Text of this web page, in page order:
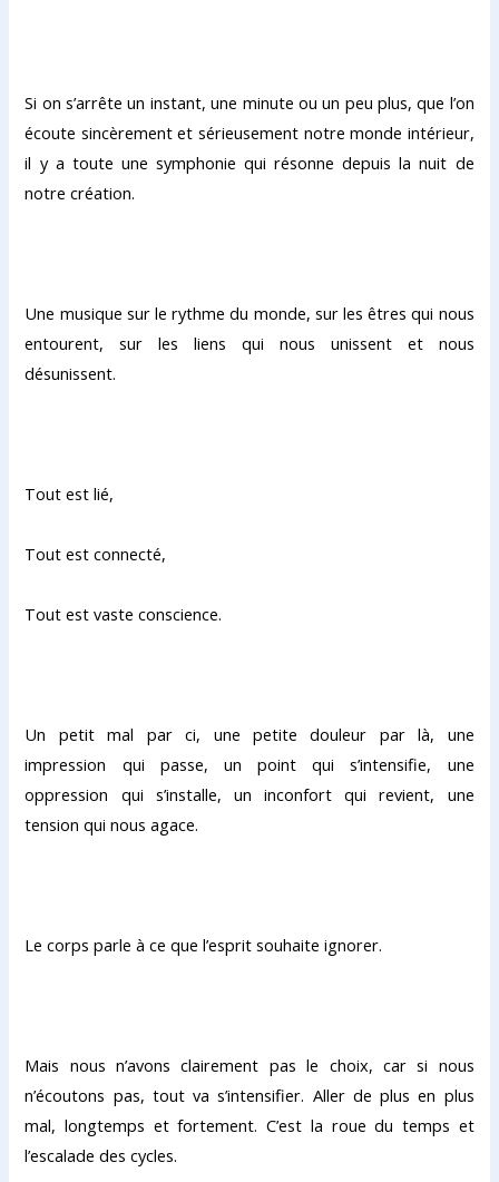
Si on s’arrête un instant, une minute ou un peu plus, que l’on
écoute sincèrement et sérieusement notre monde intérieur,
il y a toute une symphonie qui résonne depuis la nuit de
notre création.
Une musique sur le rythme du monde, sur les êtres qui nous
entourent, sur les liens qui nous unissent et nous
désunissent.
Tout est lié,
Tout est connecté,
Tout est vaste conscience.
Un petit mal par ci, une petite douleur par là, une
impression qui passe, un point qui s’intensifie, une
oppression qui s’installe, un inconfort qui revient, une
tension qui nous agace.
Le corps parle à ce que l’esprit souhaite ignorer.
Mais nous n’avons clairement pas le choix, car si nous
n’écoutons pas, tout va s’intensifier. Aller de plus en plus
mal, longtemps et fortement. C’est la roue du temps et
l’escalade des cycles.